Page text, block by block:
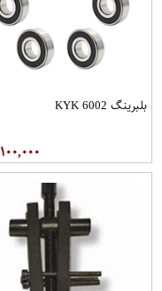
بلبرینگ 6002 KYK
۱۰۰,۰۰۰